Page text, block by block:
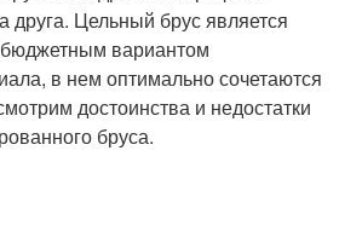
друга. Цельный брус является
вариантом
в нем оптимально сочетаются
достоинства и недостатки
бруса.